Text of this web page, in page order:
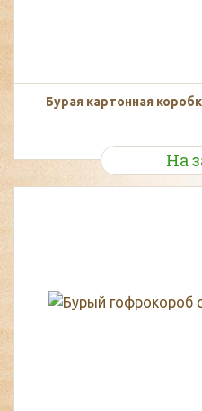
Бурая картонная
На